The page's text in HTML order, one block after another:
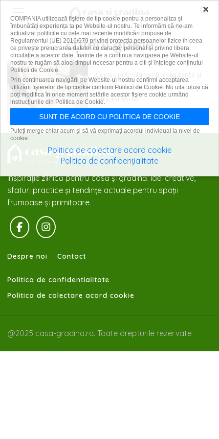
criterii gresie
Gresia potrivită pentru siguranță și
durabilitate. Verifică toate
caracteristicile
Inspirație zilnică pentru casă și grădină: idei creative,
sfaturi practice și tendințe actuale pentru spații
frumoase și primitoare.
Despre noi Contact
Politica de confidentialitate
Politica de colectare acord cookie
@2025 casa-gradina.ro. Toate drepturile rezervate
×
COMPANIA utilizează fişiere de tip cookie pentru a personaliza și
îmbunătăți experiența ta pe Website-ul nostru. Te informăm că ne-am
actualizat politicile cu cele mai recente modificări propuse de
Regulamentul (UE) 2016/679 privind protecția persoanelor fizice în ceea
ce privește prelucrarea datelor cu caracter personal și privind libera
circulație a acestor date. Înainte de a continua navigarea pe Website-ul
nostru te rugăm să aloci timpul necesar pentru a citi și înțelege conținutul
Politicii de Cookie.
Prin continuarea navigării pe Website-ul nostru confirmi acceptarea
utilizării fişierelor de tip cookie conform Politicii de Cookie. Nu uita totuși că
poți modifica în orice moment setările acestor fişiere cookie urmând
instrucțiunile din Politica de Cookie.
SUNT DE ACORD CU POLITICA DE COOKIE
Puteți merge chiar acum și să vă exprimați acordul individual la nivel de
cookie:
Politica de colectare acord cookie
Politica de confidențialitate